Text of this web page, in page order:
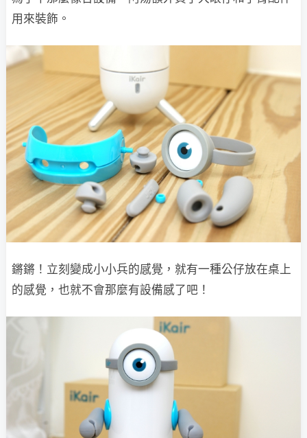
用來裝飾。
鏘鏘！立刻變成小小兵的感覺，就有一種公仔放在桌上
的感覺，也就不會那麼有設備感了吧！